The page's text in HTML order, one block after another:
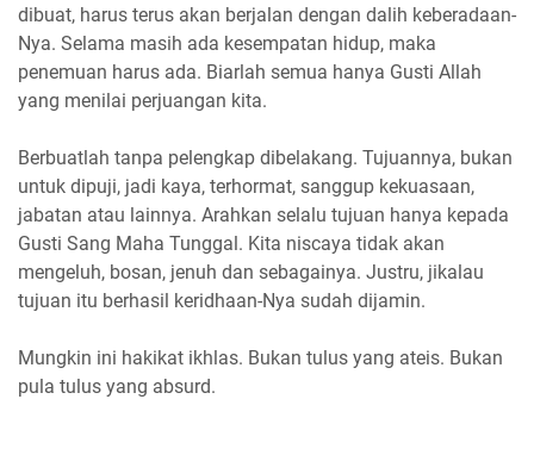
dibuat, harus terus akan berjalan dengan dalih keberadaan-
Nya. Selama masih ada kesempatan hidup, maka
penemuan harus ada. Biarlah semua hanya Gusti Allah
yang menilai perjuangan kita.
Berbuatlah tanpa pelengkap dibelakang. Tujuannya, bukan
untuk dipuji, jadi kaya, terhormat, sanggup kekuasaan,
jabatan atau lainnya. Arahkan selalu tujuan hanya kepada
Gusti Sang Maha Tunggal. Kita niscaya tidak akan
mengeluh, bosan, jenuh dan sebagainya. Justru, jikalau
tujuan itu berhasil keridhaan-Nya sudah dijamin.
Mungkin ini hakikat ikhlas. Bukan tulus yang ateis. Bukan
pula tulus yang absurd.